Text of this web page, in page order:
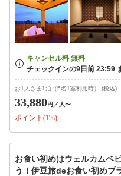
お1人さま1泊（5名1室利用時） (税込)
33,880円 ／人〜
ポイント(1%)
お食い初めはウェルカムベ
う！伊豆旅deお食い初めプ